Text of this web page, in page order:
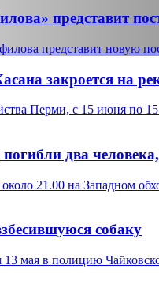
представит
представит новую
закроется на
Перми, с 15 июня по
два
21.00 на Западном
собаку
мая в полицию